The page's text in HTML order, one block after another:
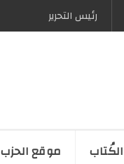
رئیس التحریر
الكُتاب موقع الحزب